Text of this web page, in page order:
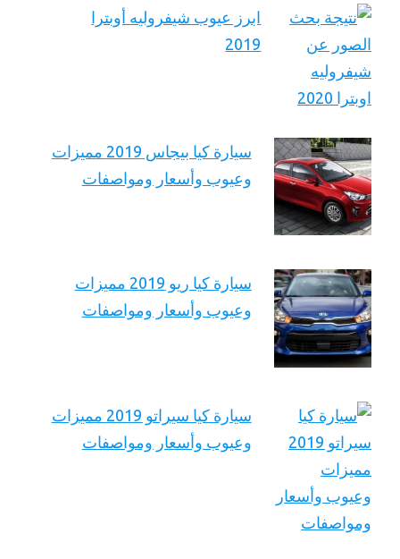
ابرز عيوب شيفروليه أوبترا
2019
سيارة كيا بيجاس 2019 مميزات
وعيوب وأسعار ومواصفات
سيارة كيا ريو 2019 مميزات
وعيوب وأسعار ومواصفات
سيارة كيا سيراتو 2019 مميزات
وعيوب وأسعار ومواصفات